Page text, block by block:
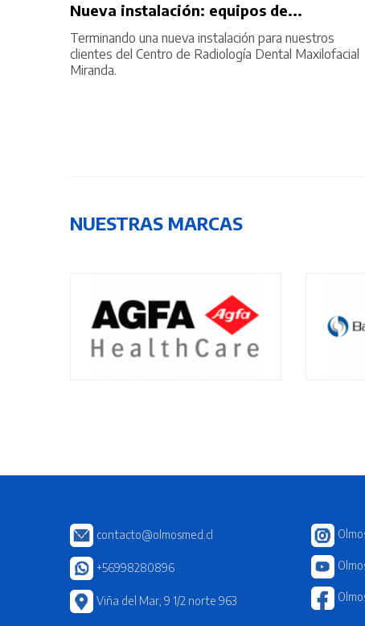
Nueva instalación: equipos de...
Terminando una nueva instalación para nuestros
clientes del Centro de Radiología Dental Maxilofacial
Miranda.
NUESTRAS MARCAS
contacto@olmosmed.cl
+56998280896
Viña del Mar, 9 1/2 norte 963